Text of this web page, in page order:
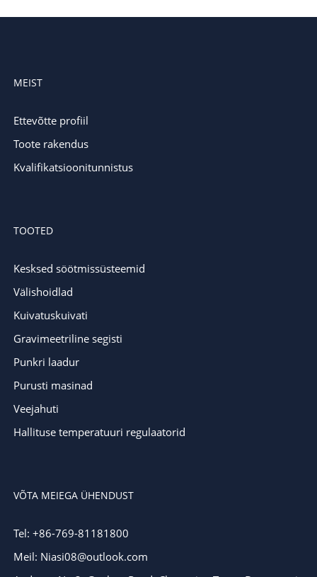
MEIST
Ettevõtte profiil
Toote rakendus
Kvalifikatsioonitunnistus
TOOTED
Kesksed söötmissüsteemid
Välishoidlad
Kuivatuskuivati
Gravimeetriline segisti
Punkri laadur
Purusti masinad
Veejahuti
Hallituse temperatuuri regulaatorid
VÕTA MEIEGA ÜHENDUST
Tel: +86-769-81181800
Meil: Niasi08@outlook.com